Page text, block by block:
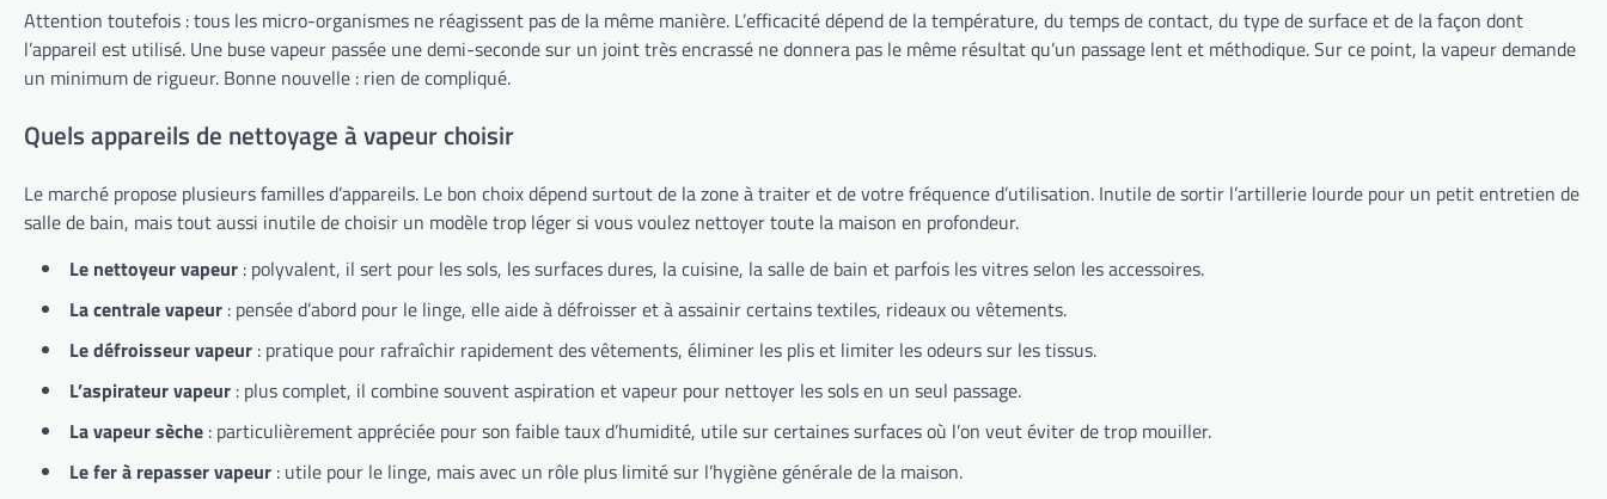
Attention toutefois : tous les micro-organismes ne réagissent pas de la même manière. L’efficacité dépend de la température, du temps de contact, du type de surface et de la façon dont
l’appareil est utilisé. Une buse vapeur passée une demi-seconde sur un joint très encrassé ne donnera pas le même résultat qu’un passage lent et méthodique. Sur ce point, la vapeur demande
un minimum de rigueur. Bonne nouvelle : rien de compliqué.
Quels appareils de nettoyage à vapeur choisir
Le marché propose plusieurs familles d’appareils. Le bon choix dépend surtout de la zone à traiter et de votre fréquence d’utilisation. Inutile de sortir l’artillerie lourde pour un petit entretien de
salle de bain, mais tout aussi inutile de choisir un modèle trop léger si vous voulez nettoyer toute la maison en profondeur.
Le nettoyeur vapeur : polyvalent, il sert pour les sols, les surfaces dures, la cuisine, la salle de bain et parfois les vitres selon les accessoires.
La centrale vapeur : pensée d’abord pour le linge, elle aide à défroisser et à assainir certains textiles, rideaux ou vêtements.
Le défroisseur vapeur : pratique pour rafraîchir rapidement des vêtements, éliminer les plis et limiter les odeurs sur les tissus.
L’aspirateur vapeur : plus complet, il combine souvent aspiration et vapeur pour nettoyer les sols en un seul passage.
La vapeur sèche : particulièrement appréciée pour son faible taux d’humidité, utile sur certaines surfaces où l’on veut éviter de trop mouiller.
Le fer à repasser vapeur : utile pour le linge, mais avec un rôle plus limité sur l’hygiène générale de la maison.